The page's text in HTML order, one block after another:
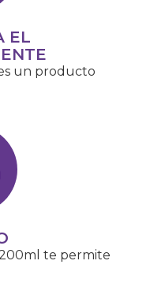
EL
un producto
te permite